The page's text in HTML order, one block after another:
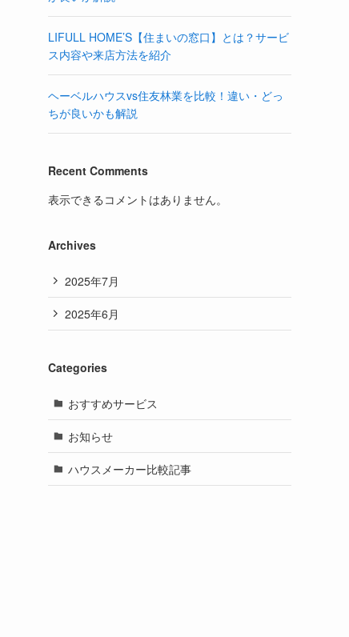
LIFULL HOME’S【住まいの窓口】とは？サービ
ス内容や来店方法を紹介
ヘーベルハウスvs住友林業を比較！違い・どっ
ちが良いかも解説
Recent Comments
表示できるコメントはありません。
Archives
2025年7月
2025年6月
Categories
おすすめサービス
お知らせ
ハウスメーカー比較記事